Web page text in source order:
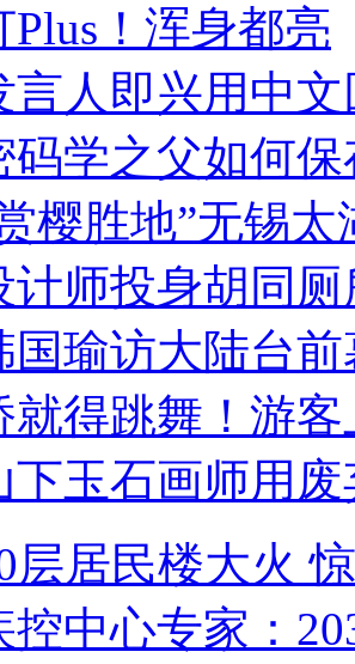
Plus！浑身都亮
言人即兴用中
码学之父如何
樱胜地”无锡
计师投身胡同
国瑜访大陆台
就得跳舞！游客
下玉石画师用
层居民楼大火
控中心专家：